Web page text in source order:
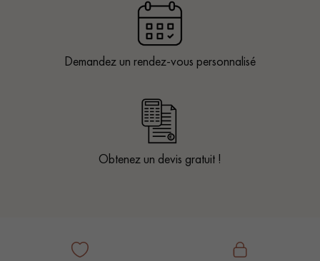
Demandez un rendez-vous personnalisé
Obtenez un devis gratuit !